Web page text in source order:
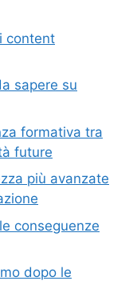
content
sapere su
formativa tra
future
più avanzate
conseguenze
dopo le